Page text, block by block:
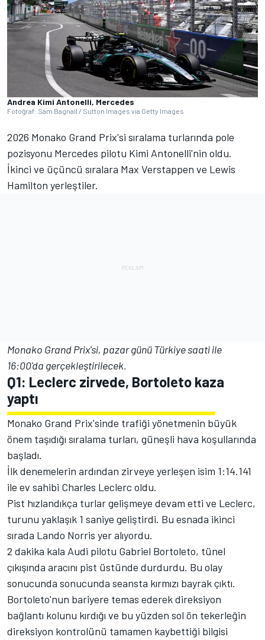
Andrea Kimi Antonelli, Mercedes
Fotoğraf: Sam Bagnall / Sutton Images via Getty Images
2026 Monako Grand Prix'si sıralama turlarında pole
pozisyonu Mercedes pilotu Kimi Antonelli'nin oldu.
İkinci ve üçüncü sıralara Max Verstappen ve Lewis
Hamilton yerleştiler.
Monako Grand Prix'si, pazar günü Türkiye saati ile
16:00'da gerçekleştirilecek.
Q1: Leclerc zirvede, Bortoleto kaza
yaptı
Monako Grand Prix'sinde trafiği yönetmenin büyük
önem taşıdığı sıralama turları, güneşli hava koşullarında
başladı.
İlk denemelerin ardından zirveye yerleşen isim 1:14.141
ile ev sahibi Charles Leclerc oldu.
Pist hızlandıkça turlar gelişmeye devam etti ve Leclerc,
turunu yaklaşık 1 saniye geliştirdi. Bu esnada ikinci
sırada Lando Norris yer alıyordu.
2 dakika kala Audi pilotu Gabriel Bortoleto, tünel
çıkışında aracını pist üstünde durdurdu. Bu olay
sonucunda sonucunda seansta kırmızı bayrak çıktı.
Bortoleto'nun bariyere temas ederek direksiyon
bağlantı kolunu kırdığı ve bu yüzden sol ön tekerleğin
direksiyon kontrolünü tamamen kaybettiği bilgisi